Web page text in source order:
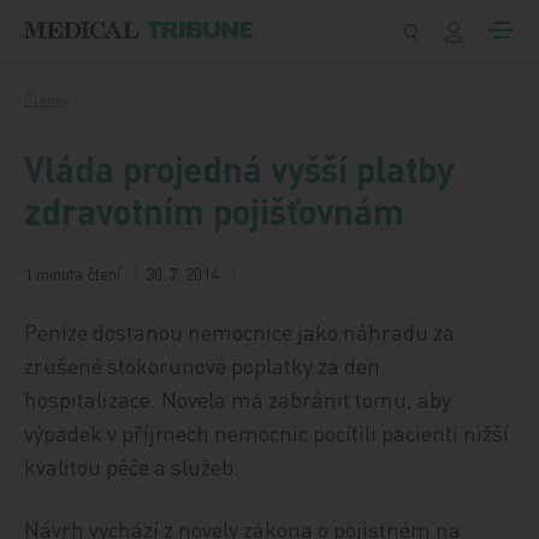
Vláda projedná vyšší platby
zdravotním pojišťovnám
1 minuta čtení 30. 7. 2014
Peníze dostanou nemocnice jako náhradu za
zrušené stokorunové poplatky za den
hospitalizace. Novela má zabránit tomu, aby
výpadek v příjmech nemocnic pocítili pacienti nižší
kvalitou péče a služeb.
Návrh vychází z novely zákona o pojistném na